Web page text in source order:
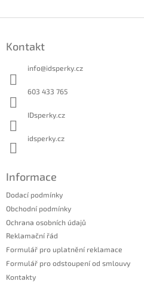
Kontakt
info@idsperky.cz
603 433 765
IDsperky.cz
idsperky.cz
Informace
Dodací podmínky
Obchodní podmínky
Ochrana osobních údajů
Reklamační řád
Formulář pro uplatnění reklamace
Formulář pro odstoupení od smlouvy
Kontakty